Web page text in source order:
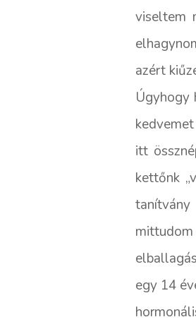
viseltem
azért
Úgyhogy
itt
kettőnk
egy 14